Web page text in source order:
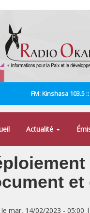
FM: Kinshasa 103.5
Actualité
le mar, 14/02/2023 -